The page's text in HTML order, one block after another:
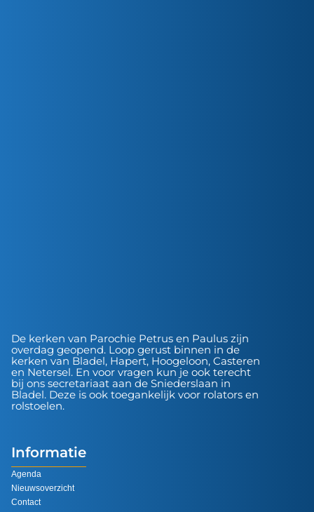
De kerken van Parochie Petrus en Paulus zijn
overdag geopend. Loop gerust binnen in de
kerken van Bladel, Hapert, Hoogeloon, Casteren
en Netersel. En voor vragen kun je ook terecht
bij ons secretariaat aan de Sniederslaan in
Bladel. Deze is ook toegankelijk voor rolators en
rolstoelen.
Informatie
Agenda
Nieuwsoverzicht
Contact